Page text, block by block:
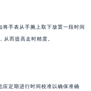
手表从手腕上取下放置一段时间
从而提高走时精度。
应定期进行时间校准以确保准确